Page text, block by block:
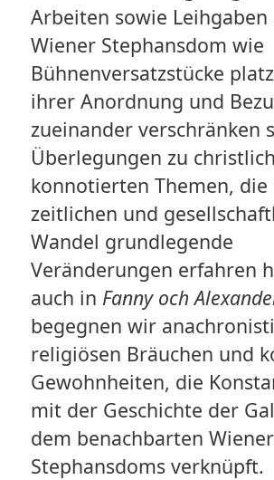
Arbeiten sowie Leihgaben
Wiener Stephansdom wie
Bühnenversatzstücke
ihrer Anordnung und
zueinander verschränken
Überlegungen zu christlich
konnotierten Themen, die
zeitlichen und
Wandel grundlegende
Veränderungen erfahren
auch in Fanny och
begegnen wir
religiösen Bräuchen und
Gewohnheiten, die
mit der Geschichte der
dem benachbarten Wiener
Stephansdoms verknüpft.